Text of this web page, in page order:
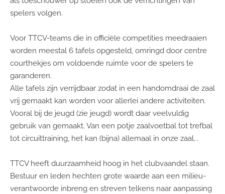
spelers volgen.
Voor TTCV-teams die in officiële competities meedraaien
worden meestal 6 tafels opgesteld, omringd door centre
courthekjes om voldoende ruimte voor de spelers te
garanderen.
Alle tafels zijn verrijdbaar zodat in een handomdraai de zaal
vrij gemaakt kan worden voor allerlei andere activiteiten.
Vooral bij de jeugd (zie jeugd) wordt daar veelvuldig
gebruik van gemaakt. Van een potje zaalvoetbal tot trefbal
tot circuittraining, het kan (bijna) allemaal in onze zaal...
TTCV heeft duurzaamheid hoog in het clubvaandel staan.
Bestuur en leden hechten grote waarde aan een milieu-
verantwoorde inbreng en streven telkens naar aanpassing